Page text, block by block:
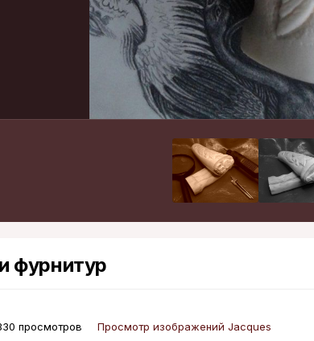
фурнитур
просмотров Просмотр изображений Jacques